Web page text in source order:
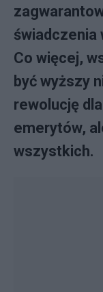
świadczenia
Co więcej,
być wyższy
rewolucję
emerytów,
wszystkich.